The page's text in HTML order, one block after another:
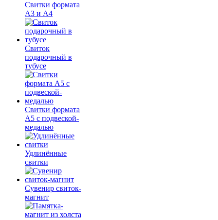
Свитки формата
А3 и А4
Свиток
подарочный в
тубусе
Свитки формата
А5 с подвеской-
медалью
Удлинённые
свитки
Сувенир свиток-
магнит